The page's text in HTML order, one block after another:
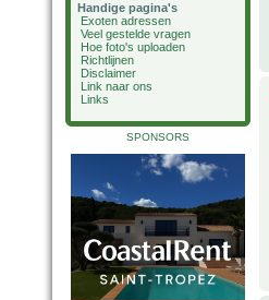
Handige pagina's
Exoten adressen
Veel gestelde vragen
Hoe foto's uploaden
Richtlijnen
Disclaimer
Link naar ons
Links
SPONSORS